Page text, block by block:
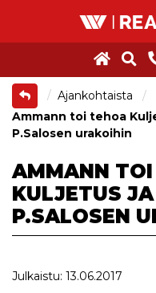
Ajankohtaista
Ammann toi tehoa
P.Salosen urakoihin
AMMANN
KULJETUS
P.SALOSEN
Julkaistu: 13.06.2017